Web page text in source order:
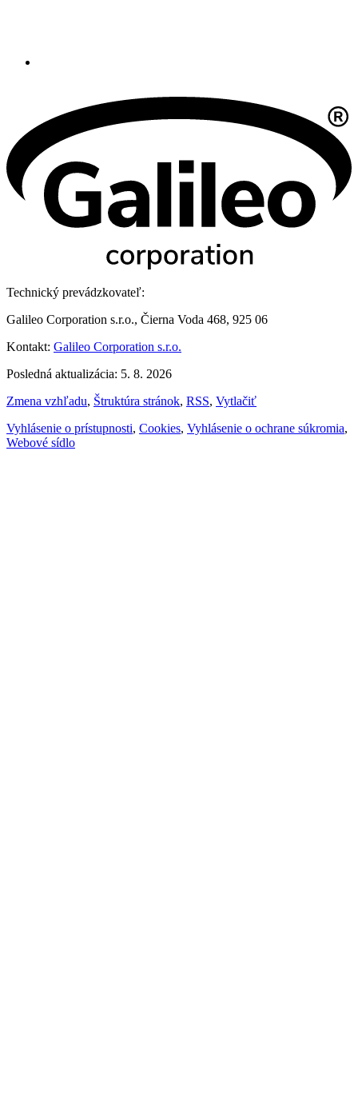
Technický prevádzkovateľ:
Galileo Corporation s.r.o., Čierna Voda 468, 925 06
Kontakt: Galileo Corporation s.r.o.
Posledná aktualizácia: 5. 8. 2026
Zmena vzhľadu, Štruktúra stránok, RSS, Vytlačiť
Vyhlásenie o prístupnosti, Cookies, Vyhlásenie o ochrane súkromia,
Webové sídlo